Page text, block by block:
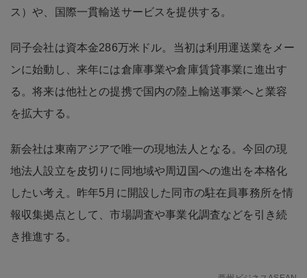
ス）や、国際一貫輸送サービスを提供する。
同子会社は資本金286万米ドル。当初は利用運送業をメー
ンに始動し、来年には倉庫事業や倉庫賃貸事業に進出す
る。将来は他社との提携で国内の陸上輸送事業へと業容
を拡大する。
新会社は東南アジアで唯一の現地法人となる。今回の現
地法人設立を皮切りに同地域や周辺国への進出を本格化
したい考え。昨年5月に開設した同市の駐在員事務所を情
報収集拠点として、市場調査や事業化調査などを引き続
き推進する。